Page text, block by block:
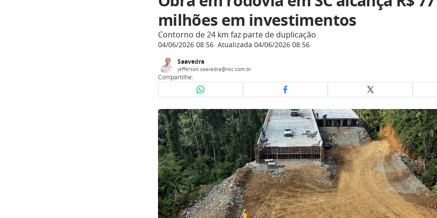
milhões em investimentos
Contorno de 24 km faz parte de duplicação
04/06/2026 08:56 Atualizada 04/06/2026 08:56
Saavedra
jefferson.saavedra@nsc.com.br
Compartilhe: